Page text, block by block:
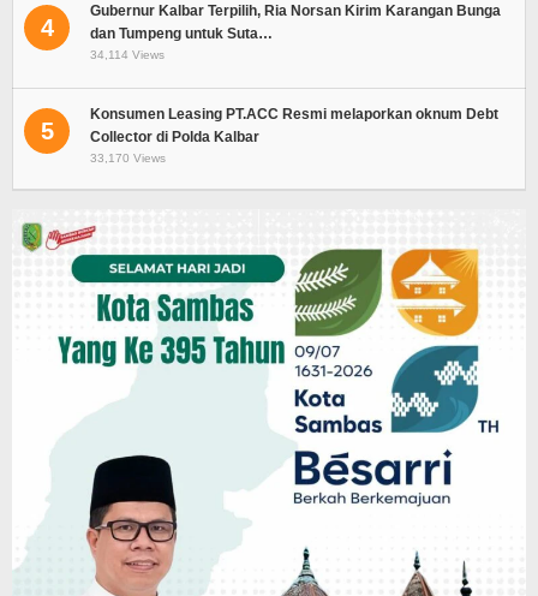
4
Gubernur Kalbar Terpilih, Ria Norsan Kirim Karangan Bunga
dan Tumpeng untuk Suta…
34,114 Views
5
Konsumen Leasing PT.ACC Resmi melaporkan oknum Debt
Collector di Polda Kalbar
33,170 Views